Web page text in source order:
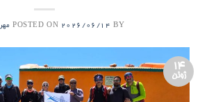
POSTED ON 2026/06/14 BY
14
ژوئن